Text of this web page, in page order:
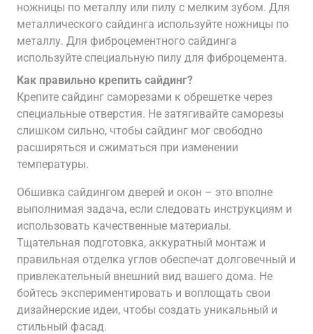
ножницы по металлу или пилу с мелким зубом. Для
металлического сайдинга используйте ножницы по
металлу. Для фиброцементного сайдинга
используйте специальную пилу для фиброцемента.
Как правильно крепить сайдинг?
Крепите сайдинг саморезами к обрешетке через
специальные отверстия. Не затягивайте саморезы
слишком сильно, чтобы сайдинг мог свободно
расширяться и сжиматься при изменении
температуры.
Обшивка сайдингом дверей и окон – это вполне
выполнимая задача, если следовать инструкциям и
использовать качественные материалы.
Тщательная подготовка, аккуратный монтаж и
правильная отделка углов обеспечат долговечный и
привлекательный внешний вид вашего дома. Не
бойтесь экспериментировать и воплощать свои
дизайнерские идеи, чтобы создать уникальный и
стильный фасад.